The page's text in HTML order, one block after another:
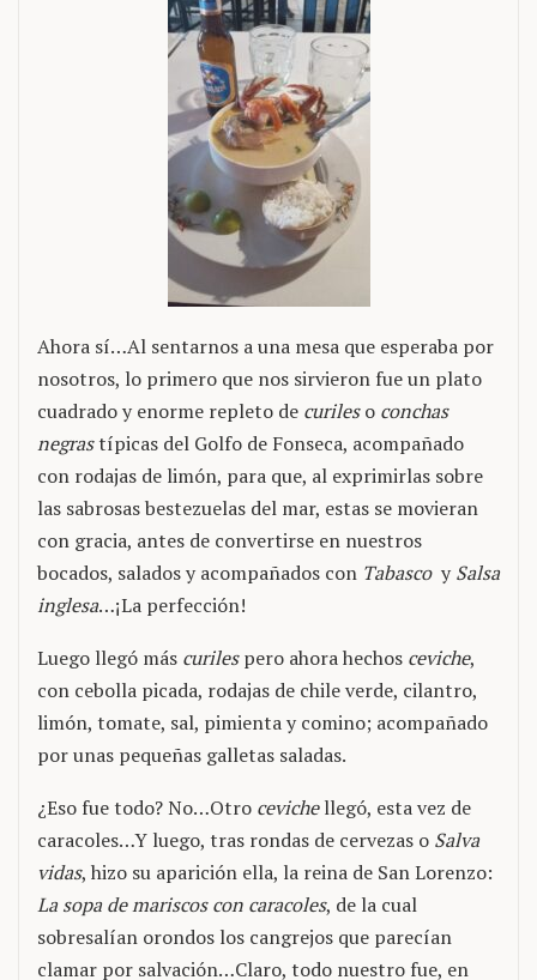
Ahora sí…Al sentarnos a una mesa que esperaba por
nosotros, lo primero que nos sirvieron fue un plato
cuadrado y enorme repleto de curileso conchas
negrastípicas del Golfo de Fonseca, acompañado
con rodajas de limón, para que, al exprimirlas sobre
las sabrosas bestezuelas del mar, estas se movieran
con gracia, antes de convertirse en nuestros
bocados, salados y acompañados con Tabasco ySalsa
inglesa…¡La perfección!
Luego llegó más curilespero ahora hechos ceviche,
con cebolla picada, rodajas de chile verde, cilantro,
limón, tomate, sal, pimienta y comino; acompañado
por unas pequeñas galletas saladas.
¿Eso fue todo? No…Otro cevichellegó, esta vez de
caracoles…Y luego, tras rondas de cervezas o Salva
vidas, hizo su aparición ella, la reina de San Lorenzo:
La sopa de mariscos con caracoles, de la cual
sobresalían orondos los cangrejos que parecían
clamar por salvación…Claro, todo nuestro fue, en